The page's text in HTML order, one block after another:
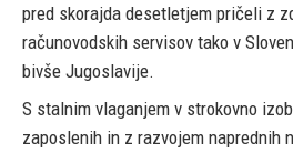
pred skorajda desetletjem pričeli z
računovodskih servisov tako v
bivše Jugoslavije.
S stalnim vlaganjem v strokovno
zaposlenih in z razvojem naprednih